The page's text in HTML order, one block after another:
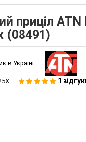
приціл ATN
(08491)
в Україні:
1